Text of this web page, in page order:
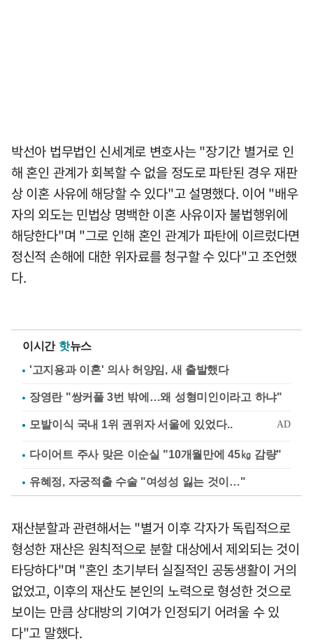
박선아 법무법인 신세계로 변호사는 "장기간 별거로 인
해 혼인 관계가 회복할 수 없을 정도로 파탄된 경우 재판
상 이혼 사유에 해당할 수 있다"고 설명했다. 이어 "배우
자의 외도는 민법상 명백한 이혼 사유이자 불법행위에
해당한다"며 "그로 인해 혼인 관계가 파탄에 이르렀다면
정신적 손해에 대한 위자료를 청구할 수 있다"고 조언했
다.
이시간 핫뉴스
'고지용과 이혼' 의사 허양임, 새 출발했다
장영란 "쌍커풀 3번 밖에…왜 성형미인이라고 하냐"
다이어트 주사 맞은 이순실 "10개월만에 45㎏ 감량"
유혜정, 자궁적출 수술 "여성성 잃는 것이…"
재산분할과 관련해서는 "별거 이후 각자가 독립적으로
형성한 재산은 원칙적으로 분할 대상에서 제외되는 것이
타당하다"며 "혼인 초기부터 실질적인 공동생활이 거의
없었고, 이후의 재산도 본인의 노력으로 형성한 것으로
보이는 만큼 상대방의 기여가 인정되기 어려울 수 있
다"고 말했다.